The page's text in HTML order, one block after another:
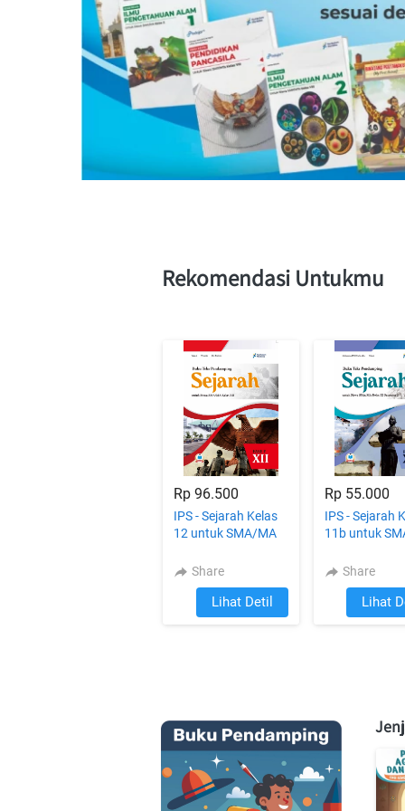
Rekomendasi Untukmu
Rp 96.500
IPS - Sejarah Kelas
12 untuk SMA/MA
Share
`Lihat Detil
Rp 55.000
IPS - Sejarah
11b untuk
Share
`Lihat